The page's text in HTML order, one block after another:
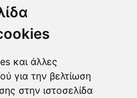
και άλλες
για την βελτίωση
στην ιστοσελίδα